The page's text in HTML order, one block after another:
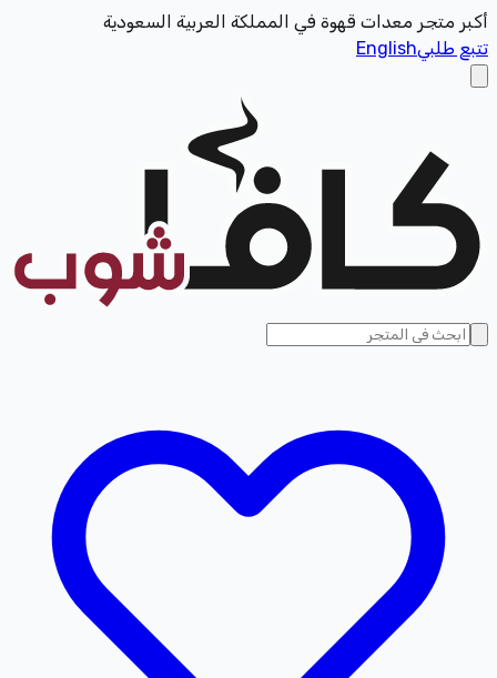
أكبر متجر معدات قهوة في المملكة العربية السعودية
تتبع طلبيEnglish